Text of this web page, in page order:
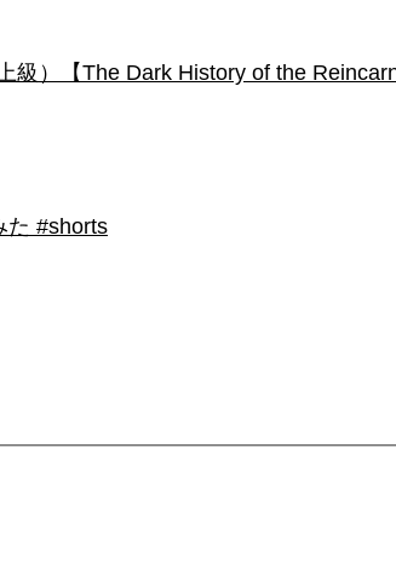
級）【The Dark History of the
た #shorts